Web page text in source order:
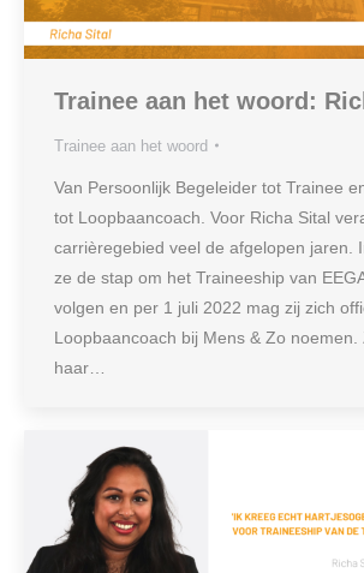
Trainee aan het woord:
Trainee aan het woord
Van Persoonlijk Begeleider tot Trainee
tot Loopbaancoach. Voor Richa Sital
carrièregebied veel de afgelopen jaren.
ze de stap om het Traineeship van
volgen en per 1 juli 2022 mag zij zich
Loopbaancoach bij Mens & Zo
haar…